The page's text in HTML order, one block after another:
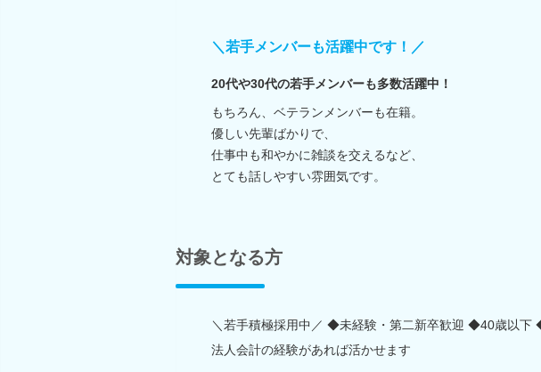
＼若手メンバーも活躍中です！／
20代や30代の若手メンバーも多数活躍中！
もちろん、ベテランメンバーも在籍。
優しい先輩ばかりで、
仕事中も和やかに雑談を交えるなど、
とても話しやすい雰囲気です。
対象となる方
＼若手積極採用中／ ◆未経験・第二新卒歓迎 ◆40歳以
法人会計の経験があれば活かせます